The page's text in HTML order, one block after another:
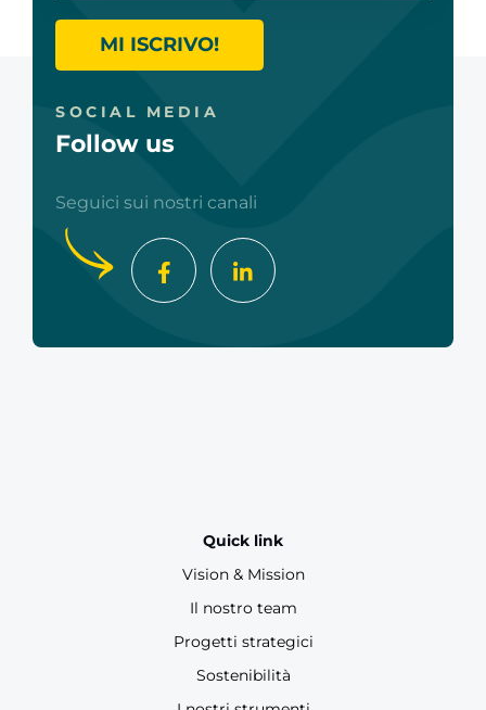
MI ISCRIVO!
SOCIAL MEDIA
Follow us
Seguici sui nostri canali
Quick link
Vision & Mission
Il nostro team
Progetti strategici
Sostenibilità